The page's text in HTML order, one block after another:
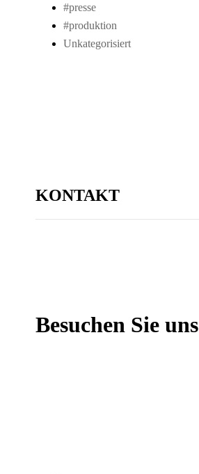
#presse
#produktion
Unkategorisiert
KONTAKT
Besuchen Sie uns